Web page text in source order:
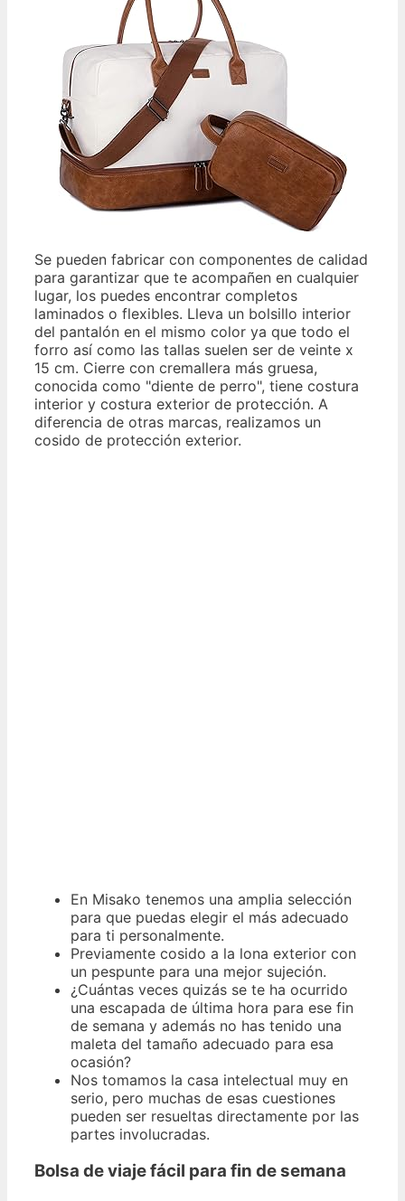
Se pueden fabricar con componentes de calidad
para garantizar que te acompañen en cualquier
lugar, los puedes encontrar completos
laminados o flexibles. Lleva un bolsillo interior
del pantalón en el mismo color ya que todo el
forro así como las tallas suelen ser de veinte x
15 cm. Cierre con cremallera más gruesa,
conocida como "diente de perro", tiene costura
interior y costura exterior de protección. A
diferencia de otras marcas, realizamos un
cosido de protección exterior.
En Misako tenemos una amplia selección
para que puedas elegir el más adecuado
para ti personalmente.
Previamente cosido a la lona exterior con
un pespunte para una mejor sujeción.
¿Cuántas veces quizás se te ha ocurrido
una escapada de última hora para ese fin
de semana y además no has tenido una
maleta del tamaño adecuado para esa
ocasión?
Nos tomamos la casa intelectual muy en
serio, pero muchas de esas cuestiones
pueden ser resueltas directamente por las
partes involucradas.
Bolsa de viaje fácil para fin de semana